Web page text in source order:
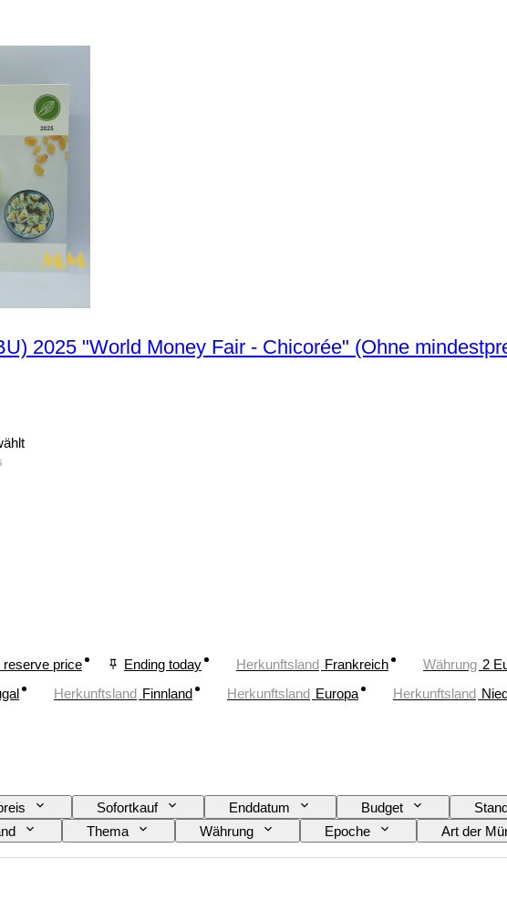
Belgien. Year Set (BU) 2025 "World Money Fair - Chicorée" (Ohne
reserve price Ending today Herkunftsland Frankreich Währung 2
Herkunftsland Finnland Herkunftsland Europa Herkunftsland
Sofortkauf Enddatum Budget
Thema Währung Epoche Art der